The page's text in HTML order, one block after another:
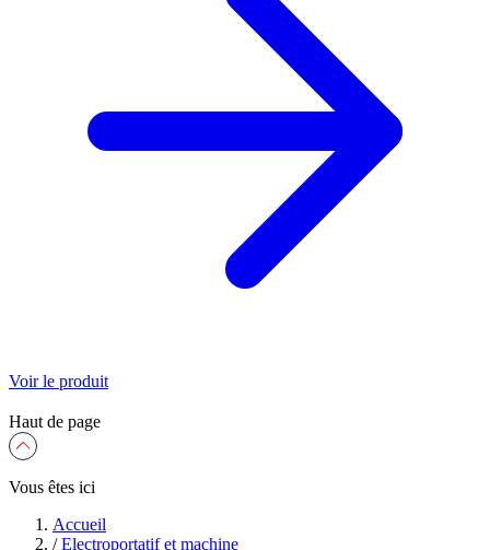
Voir le produit
Haut de page
Vous êtes ici
Accueil
/ Electroportatif et machine